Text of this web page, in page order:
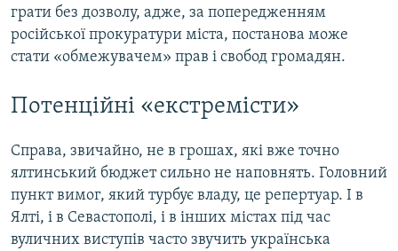
грати без дозволу, адже, за попередженням
російської прокуратури міста, постанова може
стати «обмежувачем» прав і свобод громадян.
Потенційні «екстремісти»
Справа, звичайно, не в грошах, які вже точно
ялтинський бюджет сильно не наповнять. Головний
пункт вимог, який турбує владу, це репертуар. І в
Ялті, і в Севастополі, і в інших містах під час
вуличних виступів часто звучить українська